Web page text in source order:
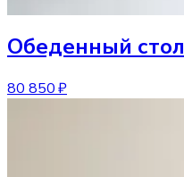
Обеденный стол
80 850 ₽